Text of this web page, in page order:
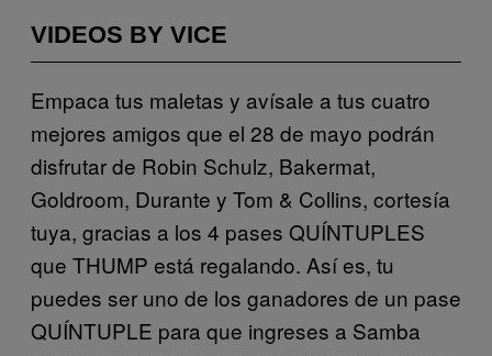
VIDEOS BY VICE
Empaca tus maletas y avísale a tus cuatro
mejores amigos que el 28 de mayo podrán
disfrutar de Robin Schulz, Bakermat,
Goldroom, Durante y Tom & Collins, cortesía
tuya, gracias a los 4 pases QUÍNTUPLES
que THUMP está regalando. Así es, tu
puedes ser uno de los ganadores de un pase
QUÍNTUPLE para que ingreses a Samba